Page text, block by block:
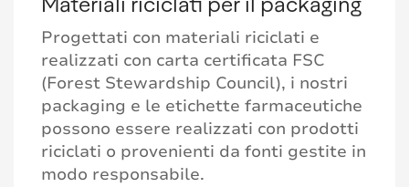
Progettati con materiali riciclati e
realizzati con carta certificata FSC
(Forest Stewardship Council), i nostri
packaging e le etichette farmaceutiche
possono essere realizzati con prodotti
riciclati o provenienti da fonti gestite in
modo responsabile.